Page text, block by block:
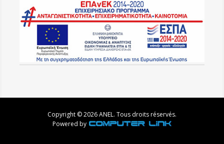
Copyright © 2026 ANEL. Tous droits réservés.
Powered by